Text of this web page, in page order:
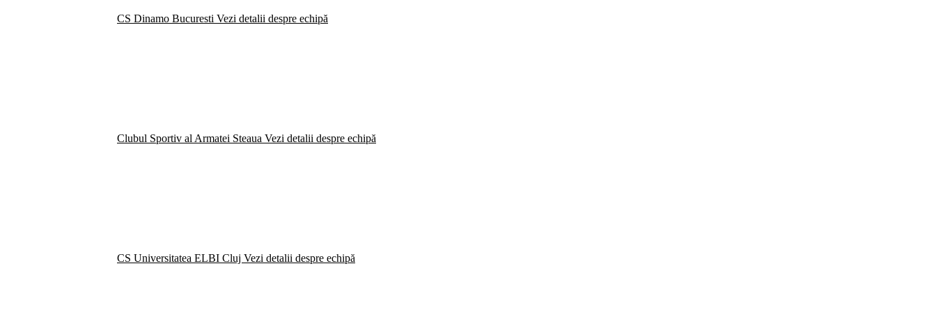
CS Dinamo Bucuresti Vezi detalii despre echipă
Clubul Sportiv al Armatei Steaua Vezi detalii despre echipă
CS Universitatea ELBI Cluj Vezi detalii despre echipă